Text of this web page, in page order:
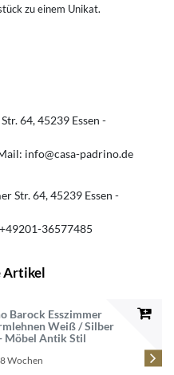
zu einem Unikat.
64 45239 Essen
info@casa-padrino.de
Str.64 45239 Essen
+49201-36577485
Artikel
Barock Esszimmer
Weiß / Silber
Möbel Antik Stil
Wochen